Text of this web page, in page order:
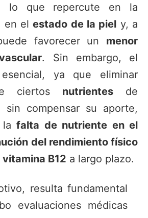
lo que repercute en la
en elestado de la piel y, a
favorecer un menor
. Sin embargo, el
ya que eliminar
ciertos nutrientes de
sin compensar su aporte,
lafalta de nutriente en el
del rendimiento físico
vitamina B12 a largo plazo.
resulta fundamental
evaluaciones médicas